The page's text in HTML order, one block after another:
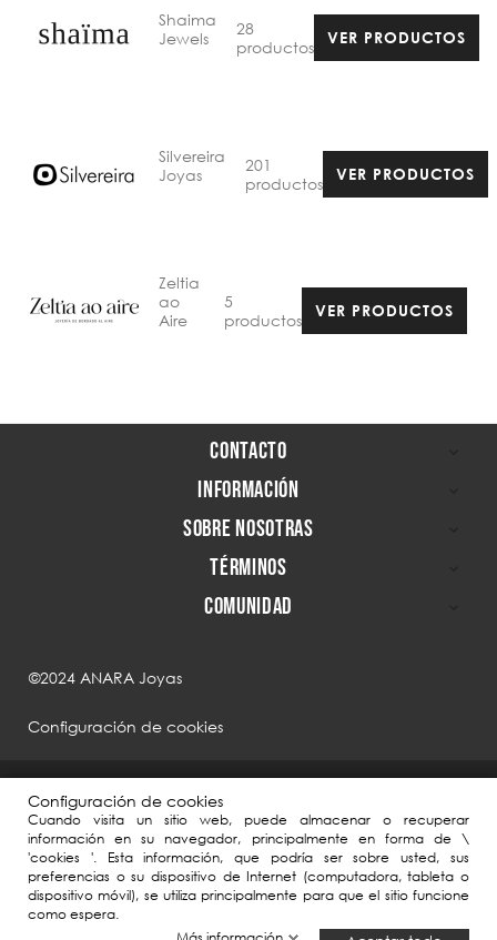
Shaima
Jewels
28
productos
VER PRODUCTOS
Silvereira
Joyas
201
productos
VER PRODUCTOS
Zeltia
ao
Aire
5
productos
VER PRODUCTOS
CONTACTO
INFORMACIÓN
SOBRE NOSOTRAS
TÉRMINOS
COMUNIDAD
©2024 ANARA Joyas
Configuración de cookies
ANARA Joyas, en el marco de la Agenda España Digital 2025, ha contado
Configuración de cookies
Cuando visita un sitio web, puede almacenar o recuperar
información en su navegador, principalmente en forma de \
'cookies '. Esta información, que podría ser sobre usted, sus
preferencias o su dispositivo de Internet (computadora, tableta o
dispositivo móvil), se utiliza principalmente para que el sitio funcione
como espera.